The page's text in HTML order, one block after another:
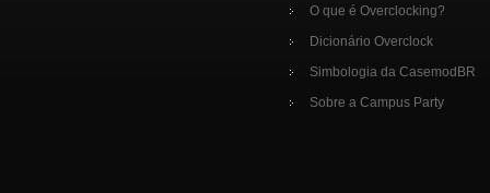
O que é Overclocking?
Dicionário Overclock
Simbologia da CasemodBR
Sobre a Campus Party